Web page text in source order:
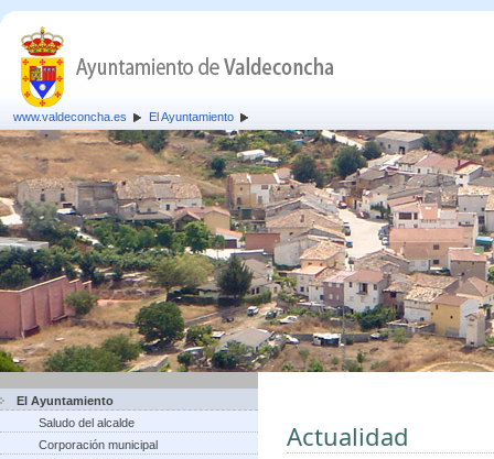
www.valdeconcha.es El Ayuntamiento
El Ayuntamiento
Saludo del alcalde
Corporación municipal
Actualidad